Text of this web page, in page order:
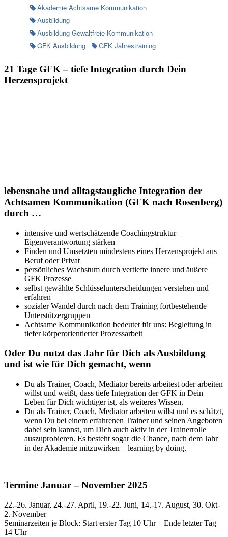
Akademie Achtsame Kommunikation
Ausbildung
Ausbildung Gewaltfreie Kommunikation
GFK Ausbildung
GFK Jahrestraining
21 Tage GFK – tiefe Integration durch Dein
Herzensprojekt
lebensnahe und alltagstaugliche Integration der
Achtsamen Kommunikation (GFK nach Rosenberg)
durch …
intensive und wertschätzende Coachingstruktur –
Eigenverantwortung stärken
Finden und Umsetzten mindestens eines Herzensprojekt aus
Beruf oder Privat
persönliches Wachstum durch vertiefte innere und äußere
GFK Prozesse
selbst gewählte Schlüsselunterscheidungen verstehen und
erfahren
sozialer Wandel durch nach dem Training fortbestehende
Unterstützergruppen
Achtsame Kommunikation bedeutet für uns: Begleitung in
tiefer körperorientierter Prozessarbeit
Oder Du nutzt das Jahr für Dich als Ausbildung
und ist wie für Dich gemacht, wenn
Du als Trainer, Coach, Mediator bereits arbeitest oder arbeiten
willst und weißt, dass tiefe Integration der GFK in Dein
Leben für Dich wichtiger ist, als weiteres Wissen.
Du als Trainer, Coach, Mediator arbeiten willst und es schätzt,
wenn Du bei einem erfahrenen Trainer und seinen Angeboten
dabei sein kannst, um Dich auch aktiv in der Trainerrolle
auszuprobieren. Es besteht sogar die Chance, nach dem Jahr
in der Akademie mitzuwirken – learning by doing.
Termine Januar – November 2025
22.-26. Januar, 24.-27. April, 19.-22. Juni, 14.-17. August, 30. Okt-
2. November
Seminarzeiten je Block: Start erster Tag 10 Uhr – Ende letzter Tag
14 Uhr